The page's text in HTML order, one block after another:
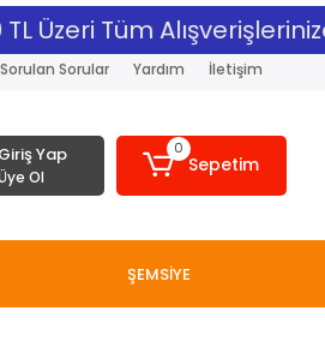
Üzeri Tüm
Sorulan Sorular Yardım İletişim
Giriş Yap
Ol
0
Sepetim
ŞEMSİYE